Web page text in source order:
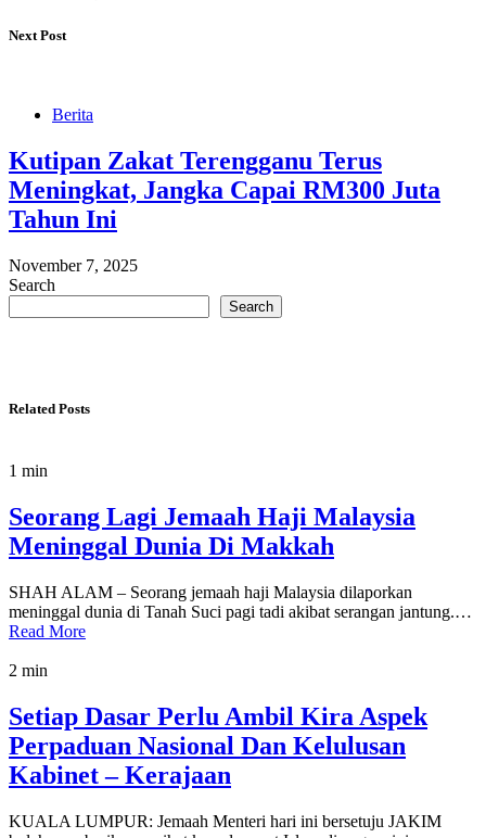
Next Post
Berita
Kutipan Zakat Terengganu Terus
Meningkat, Jangka Capai RM300 Juta
Tahun Ini
November 7, 2025
Search
Search
Related Posts
1 min
Seorang Lagi Jemaah Haji Malaysia
Meninggal Dunia Di Makkah
SHAH ALAM – Seorang jemaah haji Malaysia dilaporkan
meninggal dunia di Tanah Suci pagi tadi akibat serangan jantung.…
Read More
2 min
Setiap Dasar Perlu Ambil Kira Aspek
Perpaduan Nasional Dan Kelulusan
Kabinet – Kerajaan
KUALA LUMPUR: Jemaah Menteri hari ini bersetuju JAKIM